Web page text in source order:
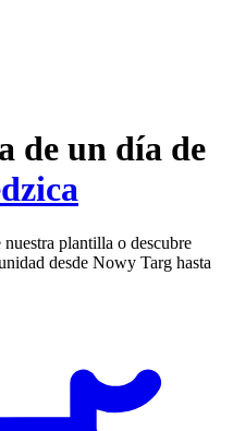
de un día de
plantilla o descubre
desde Nowy Targ hasta